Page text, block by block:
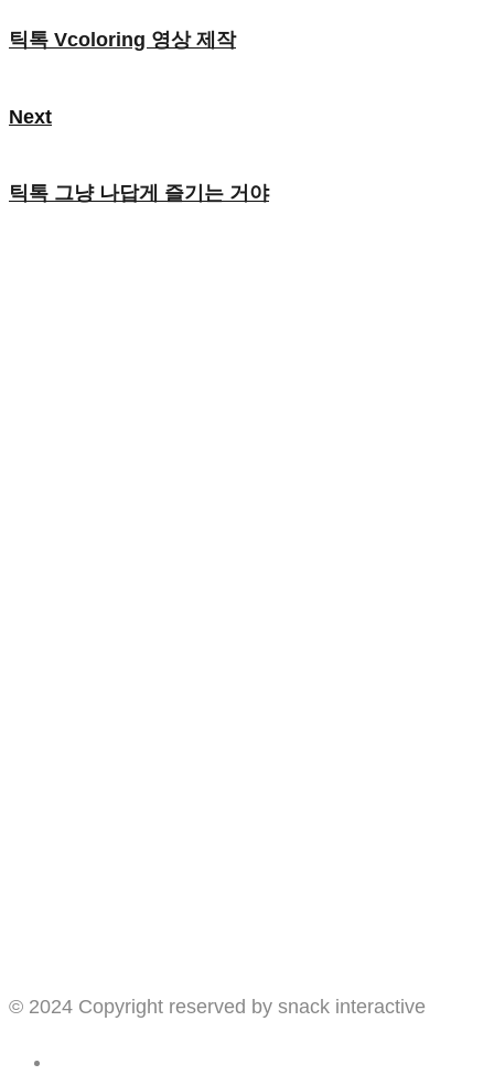
틱톡 Vcoloring 영상 제작
Next
틱톡 그냥 나답게 즐기는 거야
© 2024 Copyright reserved by snack interactive